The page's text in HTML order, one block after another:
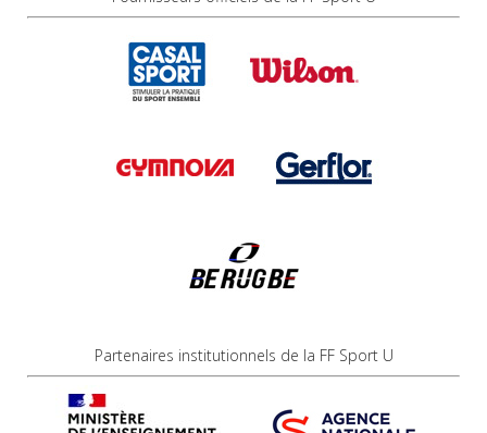
Partenaires institutionnels de la FF Sport U